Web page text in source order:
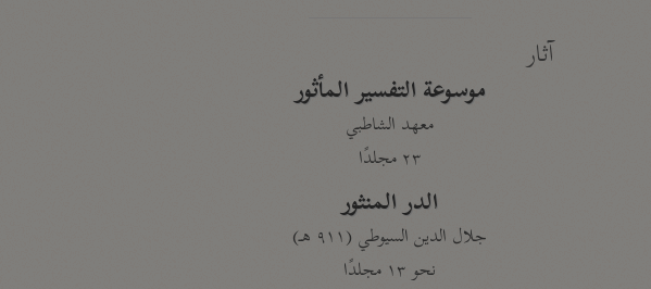
آثار
موسوعة التفسير المأثور
معهد الشاطبي
٢٣ مجلدًا
الدر المنثور
جلال الدين السيوطي (٩١١ هـ)
نحو ١٣ مجلدًا